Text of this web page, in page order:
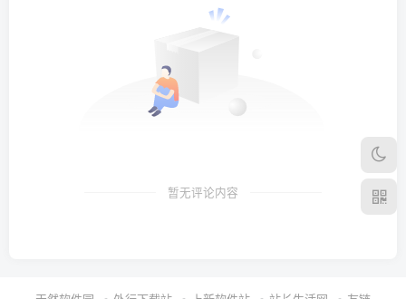
暂无评论内容